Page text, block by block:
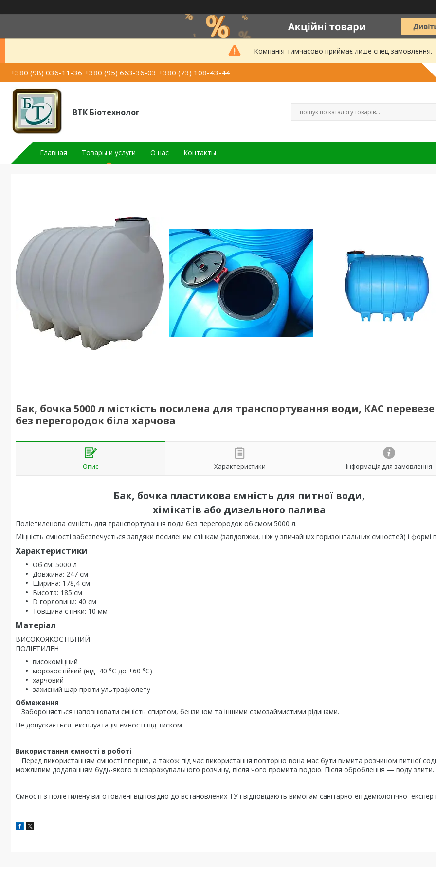
Компанія тимчасово приймає лише спец замовлення.
+380 (98) 036-11-36 +380 (95) 663-36-03 +380 (73) 108-43-44
ВТК Біотехнолог
Главная Товары и услуги О нас Контакты
Бак, бочка 5000 л місткість посилена для транспортування води, КАС
без перегородок біла харчова
Опис Характеристики Інформація для замовлення
Бак, бочка пластикова ємність для питної води,
хімікатів або дизельного палива
Поліетиленова ємність для транспортування води без перегородок об'ємом 5000 л.
Міцність ємності забезпечується завдяки посиленим стінкам (завдовжки, ніж у звичайних горизонтальних ємностей) і формі
Характеристики
Об'єм: 5000 л
Довжина: 247 см
Ширина: 178,4 см
Висота: 185 см
D горловини: 40 см
Товщина стінки: 10 мм
Матеріал
ВИСОКОЯКОСТІВНИЙ
ПОЛІЕТИЛЕН
високоміцний
морозостійкий (від -40 °C до +60 °C)
харчовий
захисний шар проти ультрафіолету
Обмеження
Забороняється наповнювати ємність спиртом, бензином та іншими самозаймистими рідинами.
Не допускається експлуатація ємності під тиском.
Використання ємності в роботі
Перед використанням ємності вперше, а також під час використання повторно вона має бути вимита розчином питної
можливим додаванням будь-якого знезаражувального розчину, після чого промита водою. Після оброблення — воду злити.
Ємності з поліетилену виготовлені відповідно до встановлених ТУ і відповідають вимогам санітарно-епідеміологічної